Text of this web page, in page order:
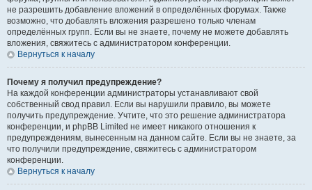
не разрешить добавление вложений в определённых форумах. Также
возможно, что добавлять вложения разрешено только членам
определённых групп. Если вы не знаете, почему не можете добавлять
вложения, свяжитесь с администратором конференции.
Вернуться к началу
Почему я получил предупреждение?
На каждой конференции администраторы устанавливают свой
собственный свод правил. Если вы нарушили правило, вы можете
получить предупреждение. Учтите, что это решение администратора
конференции, и phpBB Limited не имеет никакого отношения к
предупреждениям, вынесенным на данном сайте. Если вы не знаете, за
что получили предупреждение, свяжитесь с администратором
конференции.
Вернуться к началу